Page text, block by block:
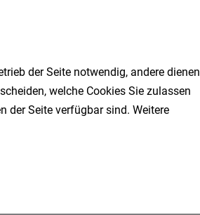
der Seite notwendig, andere dienen
welche Cookies Sie zulassen
der Seite verfügbar sind. Weitere